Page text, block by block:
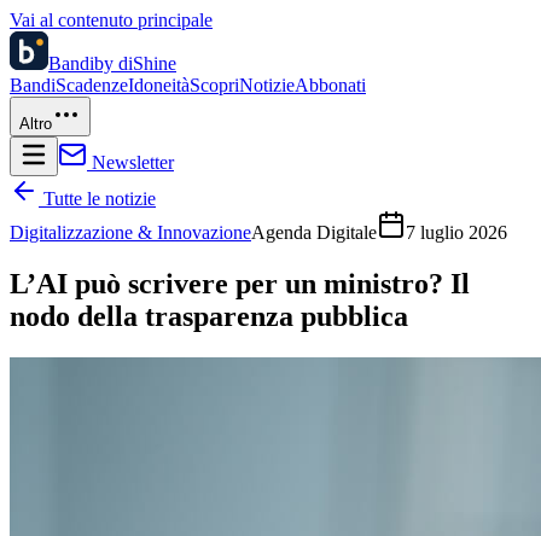
Vai al contenuto principale
Bandiby diShine
BandiScadenzeIdoneitàScopriNotizieAbbonati
Altro
Newsletter
Tutte le notizie
Digitalizzazione & InnovazioneAgenda Digitale 7 luglio 2026
L’AI può scrivere per un ministro? Il
nodo della trasparenza pubblica